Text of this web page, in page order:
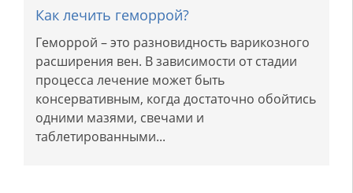
Как лечить геморрой?
Геморрой – это разновидность варикозного
расширения вен. В зависимости от стадии
процесса лечение может быть
консервативным, когда достаточно обойтись
одними мазями, свечами и
таблетированными...